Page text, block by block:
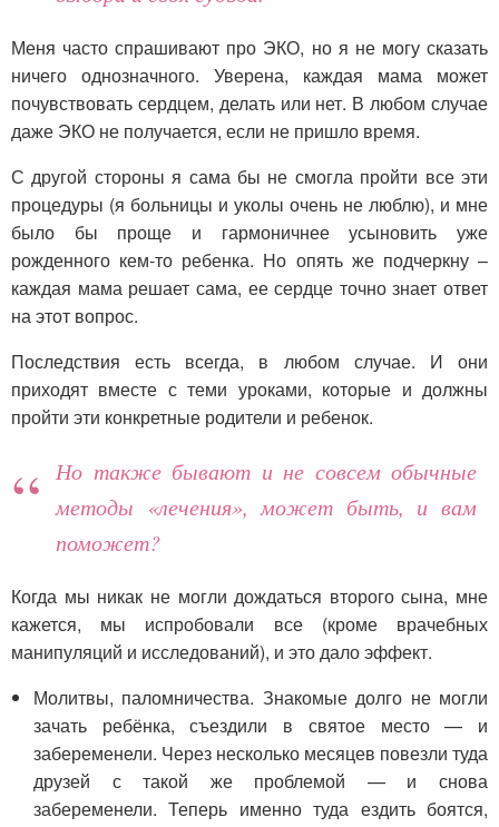
Меня часто спрашивают про ЭКО, но я не могу сказать
ничего однозначного. Уверена, каждая мама может
почувствовать сердцем, делать или нет. В любом случае
даже ЭКО не получается, если не пришло время.
С другой стороны я сама бы не смогла пройти все эти
процедуры (я больницы и уколы очень не люблю), и мне
было бы проще и гармоничнее усыновить уже
рожденного кем-то ребенка. Но опять же подчеркну –
каждая мама решает сама, ее сердце точно знает ответ
на этот вопрос.
Последствия есть всегда, в любом случае. И они
приходят вместе с теми уроками, которые и должны
пройти эти конкретные родители и ребенок.
Но также бывают и не совсем обычные
методы «лечения», может быть, и вам
поможет?
Когда мы никак не могли дождаться второго сына, мне
кажется, мы испробовали все (кроме врачебных
манипуляций и исследований), и это дало эффект.
Молитвы, паломничества. Знакомые долго не могли
зачать ребёнка, съездили в святое место — и
забеременели. Через несколько месяцев повезли туда
друзей с такой же проблемой — и снова
забеременели. Теперь именно туда ездить боятся,